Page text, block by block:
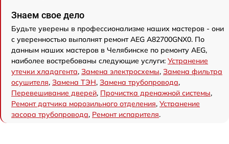
Знаем свое дело
Будьте уверены в профессионализме наших мастеров - они
с уверенностью выполнят ремонт AEG A82700GNX0. По
данным наших мастеров в Челябинске по ремонту AEG,
наиболее востребованы следующие услуги: Устранение
утечки хладагента, Замена электросхемы, Замена фильтра
осушителя, Замена ТЭН, Замена трубопровода,
Перевешивание дверей, Прочистка дренажной системы,
Ремонт датчика морозильного отделения, Устранение
засора трубопровода, Ремонт испарителя.